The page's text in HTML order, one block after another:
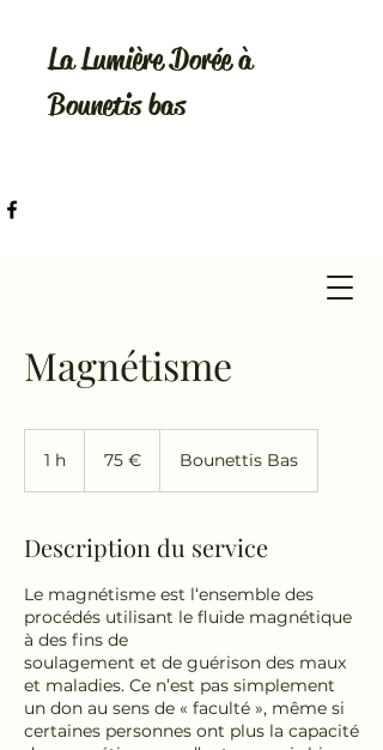
La Lumière Dorée à
Bounetis bas
Magnétisme
1 h 75 € Bounettis Bas
Description du service
Le magnétisme est l‘ensemble des
procédés utilisant le fluide magnétique
à des fins de
soulagement et de guérison des maux
et maladies. Ce n’est pas simplement
un don au sens de « faculté », même si
certaines personnes ont plus la capacité